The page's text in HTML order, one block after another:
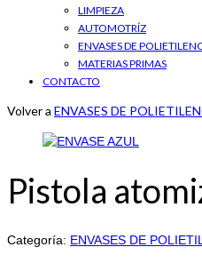
LIMPIEZA
AUTOMOTRÍZ
ENVASES DE
MATERIAS PRIMAS
CONTACTO
Volver a ENVASES DE
Pistola
Categoría: ENVASES DE